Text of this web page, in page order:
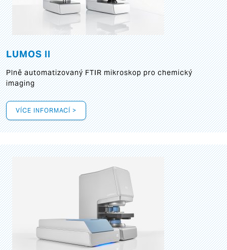
LUMOS II
Plně automatizovaný FTIR mikroskop pro chemický
imaging
VÍCE INFORMACÍ >